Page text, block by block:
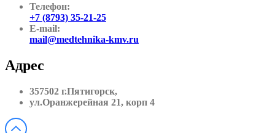
Телефон:
+7 (8793) 35-21-25
E-mail:
mail@medtehnika-kmv.ru
Адрес
357502 г.Пятигорск,
ул.Оранжерейная 21, корп 4